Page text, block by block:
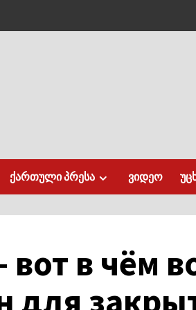
ქართული პრესა ვიდეო
в чëм
для